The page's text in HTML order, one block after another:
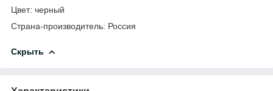
Цвет: черный
Страна-производитель: Россия
Скрыть